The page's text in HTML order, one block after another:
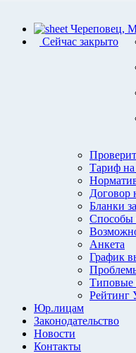
Череповец,
Сейчас закрыто
Тариф
Договор
Бланки
Способы
Анкета
График
Типовые
Рейтинг
Юр.лицам
Законодательство
Новости
Контакты